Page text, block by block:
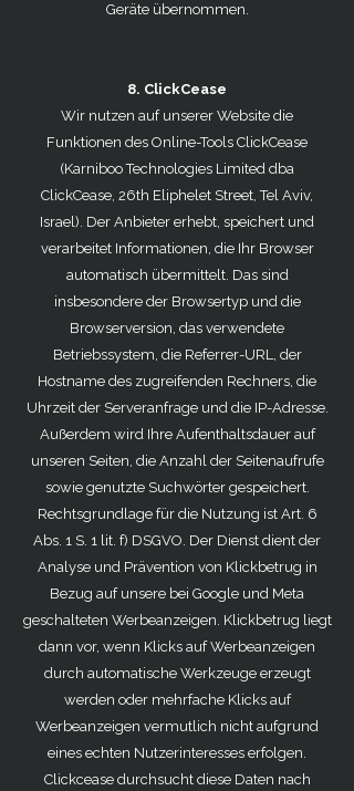
Geräte übernommen.
8. ClickCease
Wir nutzen auf unserer Website die
Funktionen des Online-Tools ClickCease
(Karniboo Technologies Limited dba
ClickCease, 26th Eliphelet Street, Tel Aviv,
Israel). Der Anbieter erhebt, speichert und
verarbeitet Informationen, die Ihr Browser
automatisch übermittelt. Das sind
insbesondere der Browsertyp und die
Browserversion, das verwendete
Betriebssystem, die Referrer-URL, der
Hostname des zugreifenden Rechners, die
Uhrzeit der Serveranfrage und die IP-Adresse.
Außerdem wird Ihre Aufenthaltsdauer auf
unseren Seiten, die Anzahl der Seitenaufrufe
sowie genutzte Suchwörter gespeichert.
Rechtsgrundlage für die Nutzung ist Art. 6
Abs. 1 S. 1 lit. f) DSGVO. Der Dienst dient der
Analyse und Prävention von Klickbetrug in
Bezug auf unsere bei Google und Meta
geschalteten Werbeanzeigen. Klickbetrug liegt
dann vor, wenn Klicks auf Werbeanzeigen
durch automatische Werkzeuge erzeugt
werden oder mehrfache Klicks auf
Werbeanzeigen vermutlich nicht aufgrund
eines echten Nutzerinteresses erfolgen.
Clickcease durchsucht diese Daten nach